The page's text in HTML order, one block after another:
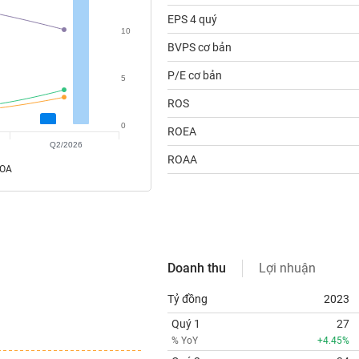
0
5
10
Q2/2026
EPS 4 quý
BVPS cơ bản
P/E cơ bản
ROS
ROEA
ROAA
Doanh thu Lợi nhuận
Tỷ đồng 2023
Quý 1
% YoY
27
+4.45%